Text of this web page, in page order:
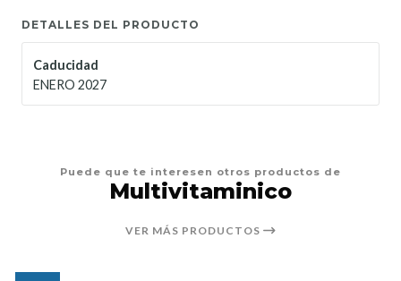
DETALLES DEL PRODUCTO
Caducidad
ENERO 2027
Puede que te interesen otros productos de
Multivitaminico
VER MÁS PRODUCTOS